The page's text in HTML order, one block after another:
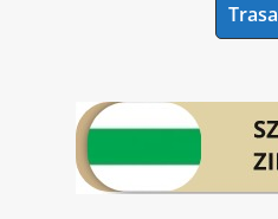
Trasa